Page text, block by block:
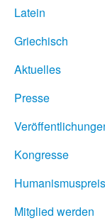
Latein
Griechisch
Aktuelles
Presse
Kongresse
Humanismuspreis
Mitglied werden